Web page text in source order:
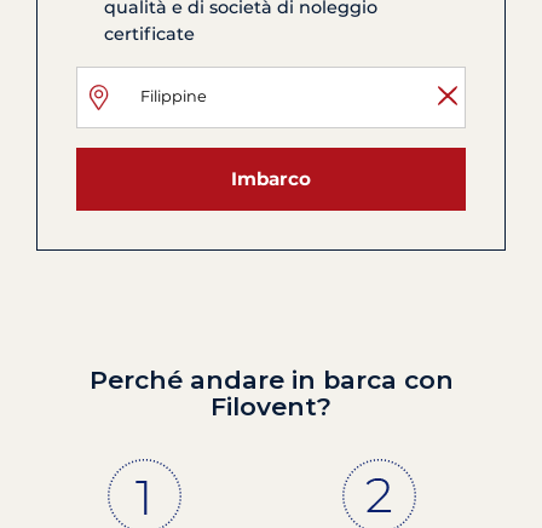
qualità e di società di noleggio
certificate
Imbarco
Perché andare in barca con
Filovent?